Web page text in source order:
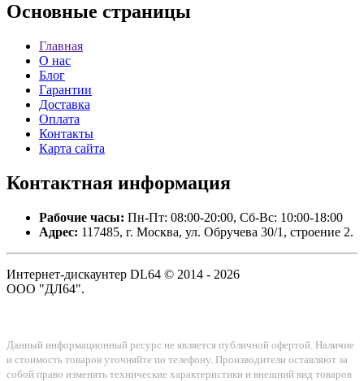
Основные страницы
Главная
О нас
Блог
Гарантии
Доставка
Оплата
Контакты
Карта сайта
Контактная информация
Рабочие часы: Пн-Пт: 08:00-20:00, Сб-Вс: 10:00-18:00
Адрес: 117485, г. Москва, ул. Обручева 30/1, строение 2.
Интернет-дискаунтер DL64 © 2014 - 2026
ООО "ДЛ64".
Данный информационный ресурс не является публичной офертой. Наличие
и стоимость товаров уточняйте по телефону. Производители оставляют за
собой право изменять технические характеристики и внешний вид товаров